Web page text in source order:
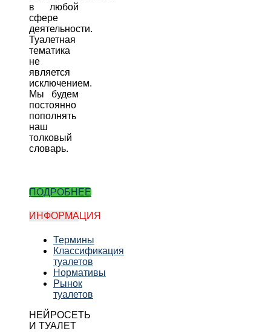
в любой
сфере
деятельности.
Туалетная
тематика
не
является
исключением.
Мы будем
постоянно
пополнять
наш
толковый
словарь.
ПОДРОБНЕЕ
ИНФОРМАЦИЯ
Термины
Классификация
туалетов
Нормативы
Рынок
туалетов
НЕЙРОСЕТЬ
И ТУАЛЕТ